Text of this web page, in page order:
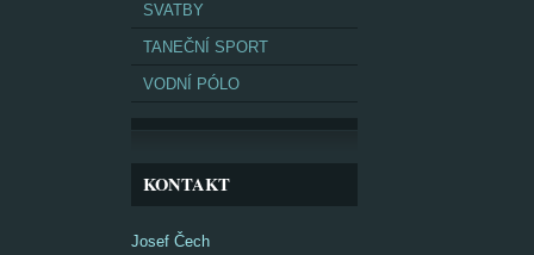
SVATBY
TANEČNÍ SPORT
VODNÍ PÓLO
KONTAKT
Josef Čech